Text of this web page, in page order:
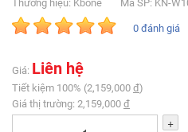
Thương hiệu: Kbone Mã SP: KN-
0 đánh giá
Giá: Liên hệ
Tiết kiệm 100% (2,159,000 đ)
Giá thị trường: 2,159,000 đ
+